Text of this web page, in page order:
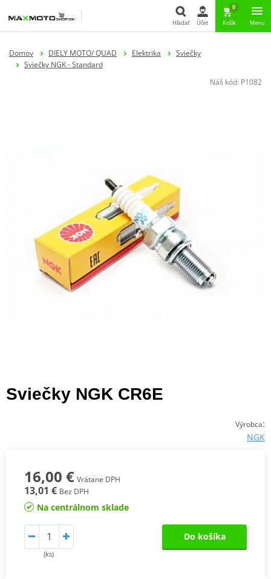
Hľadať Účet
0
Košík Menu
Domov DIELY MOTO/ QUAD Elektrika
Sviečky
Sviečky NGK - Standard
Náš kód: P1082
Sviečky NGK CR6E
Výrobca:
NGK
16,00 € Vrátane DPH
13,01 € Bez DPH
Na centrálnom sklade
(ks)
Do košíka